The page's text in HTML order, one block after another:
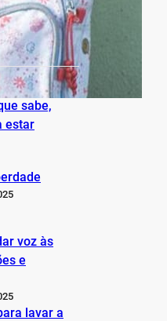
jogando
sabe,
estar
voz às
e
lavar a